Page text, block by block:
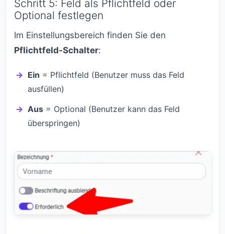
Schritt 5: Feld als Pflichtfeld oder
Optional festlegen
Im Einstellungsbereich finden Sie den
Pflichtfeld-Schalter:
Ein = Pflichtfeld (Benutzer muss das Feld
ausfüllen)
Aus = Optional (Benutzer kann das Feld
überspringen)